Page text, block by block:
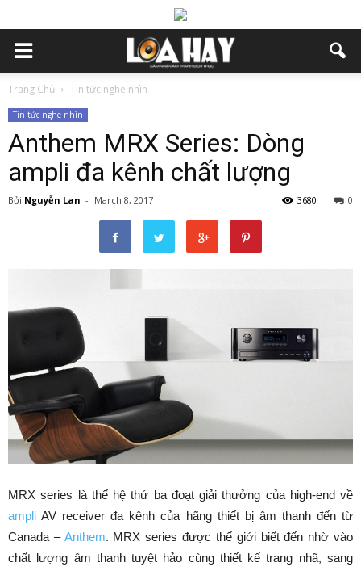
Trang Chủ Tin tức nghe nhìn
Tin tức nghe nhìn
Anthem MRX Series: Dòng
ampli đa kênh chất lượng
Bởi Nguyễn Lan - March 8, 2017 0
3680
MRX series là thế hệ thứ ba đoạt giải thưởng của high-end về
ampli AV receiver đa kênh của hãng thiết bị âm thanh đến từ
Canada – Anthem. MRX series được thế giới biết đến nhờ vào
chất lượng âm thanh tuyệt hảo cùng thiết kế trang nhã, sang